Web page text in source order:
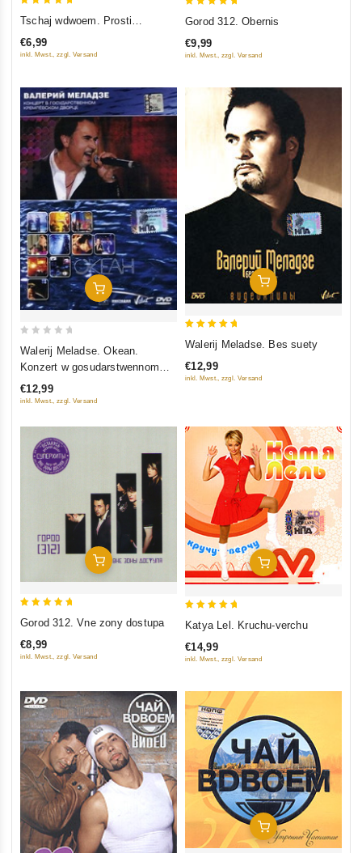
out of 5
Tschaj wdwoem. Prosti…
€6,99
inkl. Mwst., zzgl. Versand
Gorod 312. Obernis
€9,99
inkl. Mwst., zzgl. Versand
In Den Warenkorb
5
Walerij Meladse. Okean.
Konzert w gosudarstwennom
kremlewskom dworze
€12,99
inkl. Mwst., zzgl. Versand
In Den Warenkorb
out of 5
Walerij Meladse. Bes suety
€12,99
inkl. Mwst., zzgl. Versand
In Den Warenkorb
Gorod 312. Vne zony dostupa
€8,99
inkl. Mwst., zzgl. Versand
In Den Warenkorb
out of 5
Katya Lel. Kruchu-verchu
€14,99
inkl. Mwst., zzgl. Versand
In Den Warenkorb